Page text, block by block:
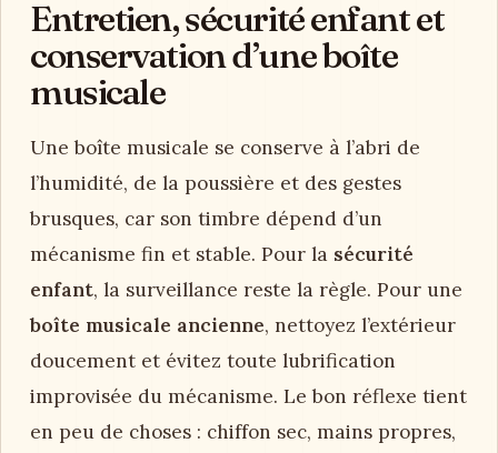
Entretien, sécurité enfant et
conservation d’une boîte
musicale
Une boîte musicale se conserve à l’abri de
l’humidité, de la poussière et des gestes
brusques, car son timbre dépend d’un
mécanisme fin et stable. Pour la sécurité
enfant, la surveillance reste la règle. Pour une
boîte musicale ancienne, nettoyez l’extérieur
doucement et évitez toute lubrification
improvisée du mécanisme. Le bon réflexe tient
en peu de choses : chiffon sec, mains propres,